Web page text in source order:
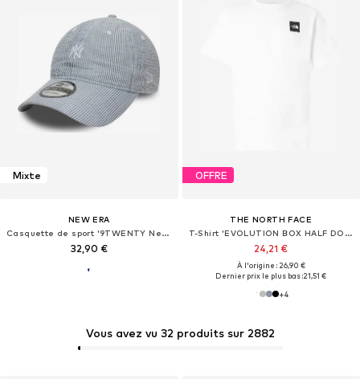
Mixte
NEW ERA
Casquette de sport '9TWENTY New York Yankees MLB Seersucker'
32,90 €
OFFRE
THE NORTH FACE
T-Shirt 'EVOLUTION BOX HALF DOME'
24,21 €
À l'origine : 26,90 €
Dernier prix le plus bas :21,51 €
+4
Vous avez vu 32 produits sur 2882